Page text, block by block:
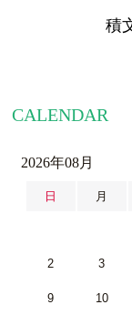
積
CALENDAR
2026年08月
日 月
2 3
9 10